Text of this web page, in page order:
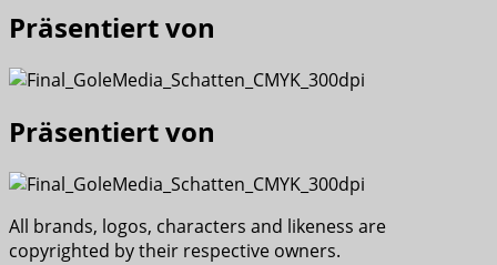
Präsentiert von
Präsentiert von
All brands, logos, characters and likeness are
copyrighted by their respective owners.